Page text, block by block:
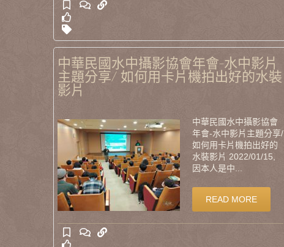
中華民國水中攝影協會年會-水中影片
主題分享/ 如何用卡片機拍出好的水裝
影片
中華民國水中攝影協會
年會-水中影片主題分享/
如何用卡片機拍出好的
水裝影片 2022/01/15,
因本人是中...
READ MORE